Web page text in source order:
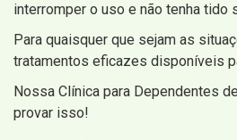
interromper o uso e não tenha tido
Para quaisquer que sejam as
tratamentos eficazes disponíveis
Nossa Clínica para Dependentes
provar isso!